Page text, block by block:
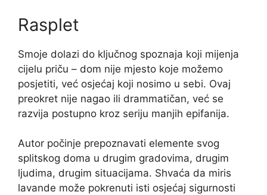
Rasplet
Smoje dolazi do ključnog spoznaja koji mijenja
cijelu priču – dom nije mjesto koje možemo
posjetiti, već osjećaj koji nosimo u sebi. Ovaj
preokret nije nagao ili drammatičan, već se
razvija postupno kroz seriju manjih epifanija.
Autor počinje prepoznavati elemente svog
splitskog doma u drugim gradovima, drugim
ljudima, drugim situacijama. Shvaća da miris
lavande može pokrenuti isti osjećaj sigurnosti